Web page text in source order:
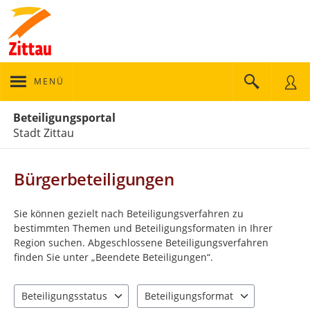
MENÜ
Beteiligungsportal
Stadt Zittau
Bürgerbeteiligungen
Sie können gezielt nach Beteiligungsverfahren zu
bestimmten Themen und Beteiligungsformaten in Ihrer
Region suchen. Abgeschlossene Beteiligungsverfahren
finden Sie unter „Beendete Beteiligungen“.
Beteiligungsstatus
Beteiligungsformat